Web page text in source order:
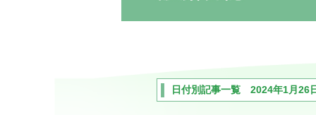
日付別記事一覧 2024年1月26